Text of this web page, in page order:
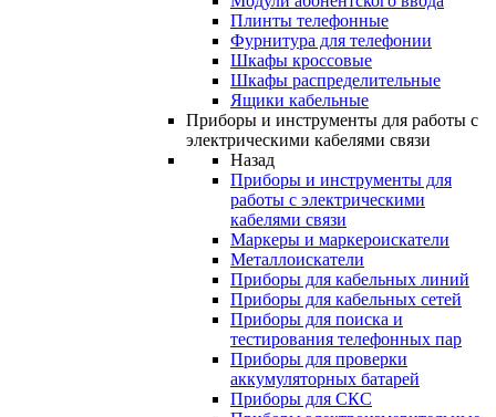
Плинты телефонные
Фурнитура для телефонии
Шкафы кроссовые
Шкафы распределительные
Ящики кабельные
Приборы и инструменты для работы с
электрическими кабелями связи
Назад
Приборы и инструменты для
работы с электрическими
кабелями связи
Маркеры и маркероискатели
Металлоискатели
Приборы для кабельных линий
Приборы для кабельных сетей
Приборы для поиска и
тестирования телефонных пар
Приборы для проверки
аккумуляторных батарей
Приборы для СКС